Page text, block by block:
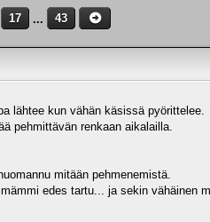
17 ... 43
lähtee kun vähän käsissä pyörittelee.
pehmittävän renkaan aikalailla.
mitään pehmenemistä.
edes tartu... ja sekin vähäinen